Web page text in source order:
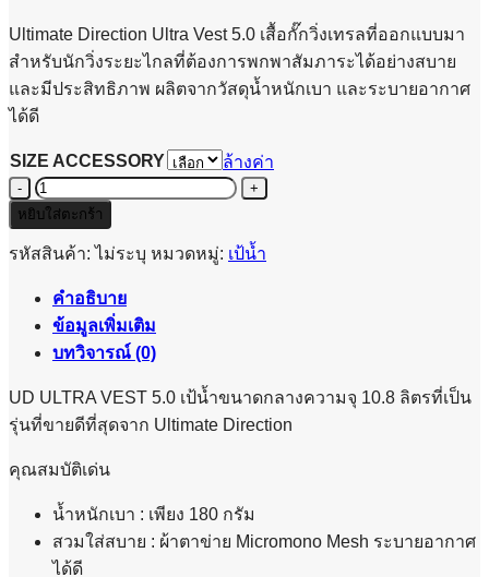
Ultimate Direction Ultra Vest 5.0 เสื้อกั๊กวิ่งเทรลที่ออกแบบมา
สำหรับนักวิ่งระยะไกลที่ต้องการพกพาสัมภาระได้อย่างสบาย
และมีประสิทธิภาพ ผลิตจากวัสดุน้ำหนักเบา และระบายอากาศ
ได้ดี
SIZE ACCESSORY
ล้างค่า
จำนวน
UD
ULTRA
VEST
ชิ้น
หยิบใส่ตะกร้า
รหัสสินค้า:ไม่ระบุ หมวดหมู่: เป้น้ำ
คำอธิบาย
ข้อมูลเพิ่มเติม
บทวิจารณ์ (0)
UD ULTRA VEST 5.0 เป้น้ำขนาดกลางความจุ 10.8 ลิตรที่เป็น
รุ่นที่ขายดีที่สุดจาก Ultimate Direction
คุณสมบัติเด่น
น้ำหนักเบา : เพียง 180 กรัม
สวมใส่สบาย : ผ้าตาข่าย Micromono Mesh ระบายอากาศ
ได้ดี